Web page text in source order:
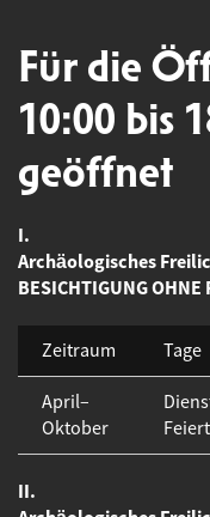
Für die
10:00 bis
geöffnet
I.
Archäologisches
BESICHTIGUNG OHNE
Zeitraum Tage
April–
Oktober
II.